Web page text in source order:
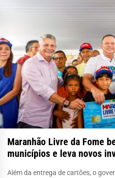
Maranhão Livre da Fome
municípios e leva novos
Além da entrega de cartões, o